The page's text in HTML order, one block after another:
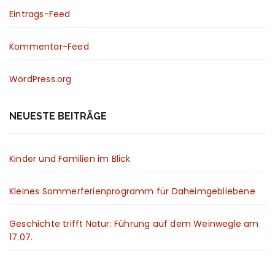
Eintrags-Feed
Kommentar-Feed
WordPress.org
NEUESTE BEITRÄGE
Kinder und Familien im Blick
Kleines Sommerferienprogramm für Daheimgebliebene
Geschichte trifft Natur: Führung auf dem Weinwegle am
17.07.